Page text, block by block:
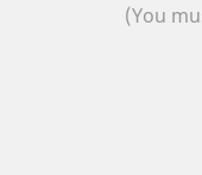
(You